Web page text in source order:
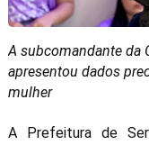
A subcomandante da
apresentou dados
mulher
A Prefeitura de